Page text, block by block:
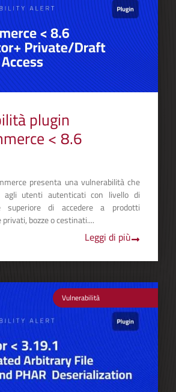
plugin
< 8.6
presenta una vulnerabilità che
agli utenti autenticati con livello di
superiore di accedere a prodotti
bozze o cestinati....
Leggi di più
Vulnerabilità